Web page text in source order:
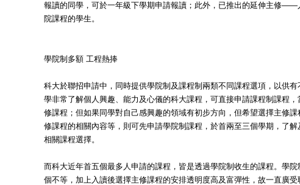
報讀的同學，可於一年級下學期申請報讀；此外，已推出的延伸主修——
院課程的學生。
學院制多額 工程熱捧
科大於聯招申請中，同時提供學院制及課程制兩類不同課程選項，以供
學非常了解個人興趣、能力及心儀的科大課程，可直接申請課程制課程
修課程；但如果同學對自己感興趣的領域有初步方向，但希望選擇主修
修課程的相關內容等，則可先申請學院制課程，於首兩至三個學期，了
相關課程選擇。
而科大近年首五個最多人申請的課程，皆是透過學院制收生的課程。學
個不等，加上入讀後選擇主修課程的安排透明度高及富彈性，故一直廣受